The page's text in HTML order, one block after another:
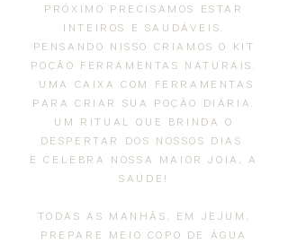
PRÓXIMO PRECISAMOS ESTAR
INTEIROS E SAUDÁVEIS.
PENSANDO NISSO CRIAMOS O KIT
POÇÃO FERRAMENTAS NATURAIS.
UMA CAIXA COM FERRAMENTAS
PARA CRIAR SUA POÇÃO DIÁRIA.
UM RITUAL QUE BRINDA O
DESPERTAR DOS NOSSOS DIAS
E CELEBRA NOSSA MAIOR JOIA, A
SAÚDE!
TODAS AS MANHÃS, EM JEJUM,
PREPARE MEIO COPO DE ÁGUA